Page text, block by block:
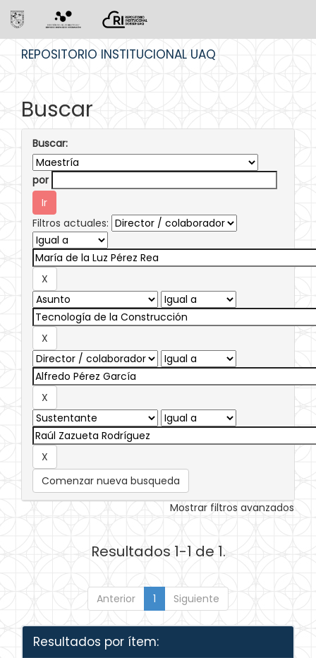
REPOSITORIO INSTITUCIONAL UAQ
Buscar
Buscar:
por
Filtros actuales:
Comenzar nueva busqueda
Mostrar filtros avanzados
Resultados 1-1 de 1.
Anterior 1 Siguiente
Resultados por ítem: